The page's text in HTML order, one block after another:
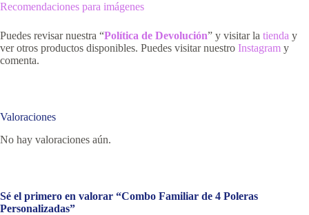
Recomendaciones para imágenes
Puedes revisar nuestra “Política de Devolución” y visitar la tienda y
ver otros productos disponibles. Puedes visitar nuestro Instagram y
comenta.
Valoraciones
No hay valoraciones aún.
Sé el primero en valorar “Combo Familiar de 4 Poleras
Personalizadas”